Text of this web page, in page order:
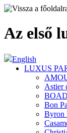
Az első
English
LUXUS
Astier
Bon
Byron